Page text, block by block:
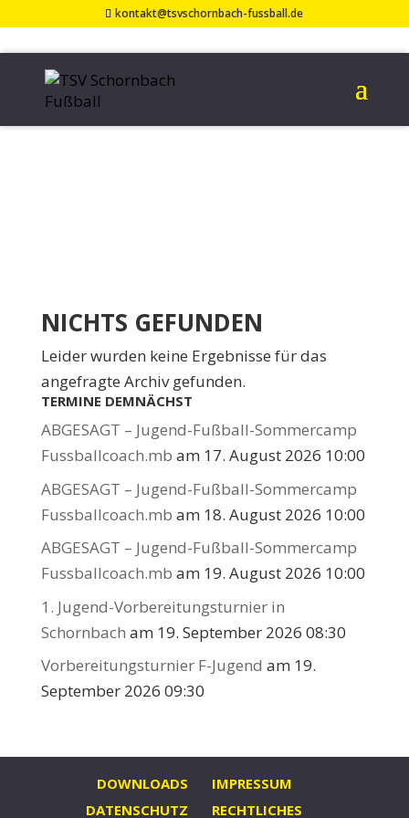
kontakt@tsvschornbach-fussball.de
TERMIN AM
UNTERWEISSACH
NICHTS GEFUNDEN
Leider wurden keine Ergebnisse für das
angefragte Archiv gefunden.
TERMINE DEMNÄCHST
ABGESAGT – Jugend-Fußball-Sommercamp
Fussballcoach.mb am 17. August 2026 10:00
ABGESAGT – Jugend-Fußball-Sommercamp
Fussballcoach.mb am 18. August 2026 10:00
ABGESAGT – Jugend-Fußball-Sommercamp
Fussballcoach.mb am 19. August 2026 10:00
1. Jugend-Vorbereitungsturnier in
Schornbach am 19. September 2026 08:30
Vorbereitungsturnier F-Jugend am 19.
September 2026 09:30
DOWNLOADS
IMPRESSUM
DATENSCHUTZ
RECHTLICHES